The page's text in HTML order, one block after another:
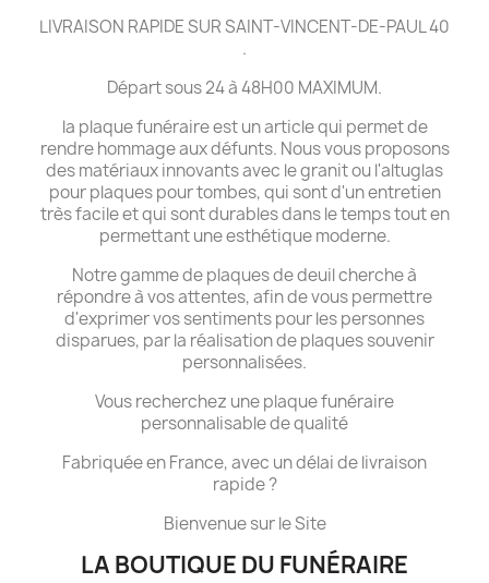
LIVRAISON RAPIDE SUR SAINT-VINCENT-DE-PAUL 40
.
Départ sous 24 à 48H00 MAXIMUM.
la plaque funéraire est un article qui permet de
rendre hommage aux défunts. Nous vous proposons
des matériaux innovants avec le granit ou l'altuglas
pour plaques pour tombes, qui sont d'un entretien
très facile et qui sont durables dans le temps tout en
permettant une esthétique moderne.
Notre gamme de plaques de deuil cherche à
répondre à vos attentes, afin de vous permettre
d'exprimer vos sentiments pour les personnes
disparues, par la réalisation de plaques souvenir
personnalisées.
Vous recherchez une plaque funéraire
personnalisable de qualité
Fabriquée en France, avec un délai de livraison
rapide ?
Bienvenue sur le Site
LA BOUTIQUE DU FUNÉRAIRE